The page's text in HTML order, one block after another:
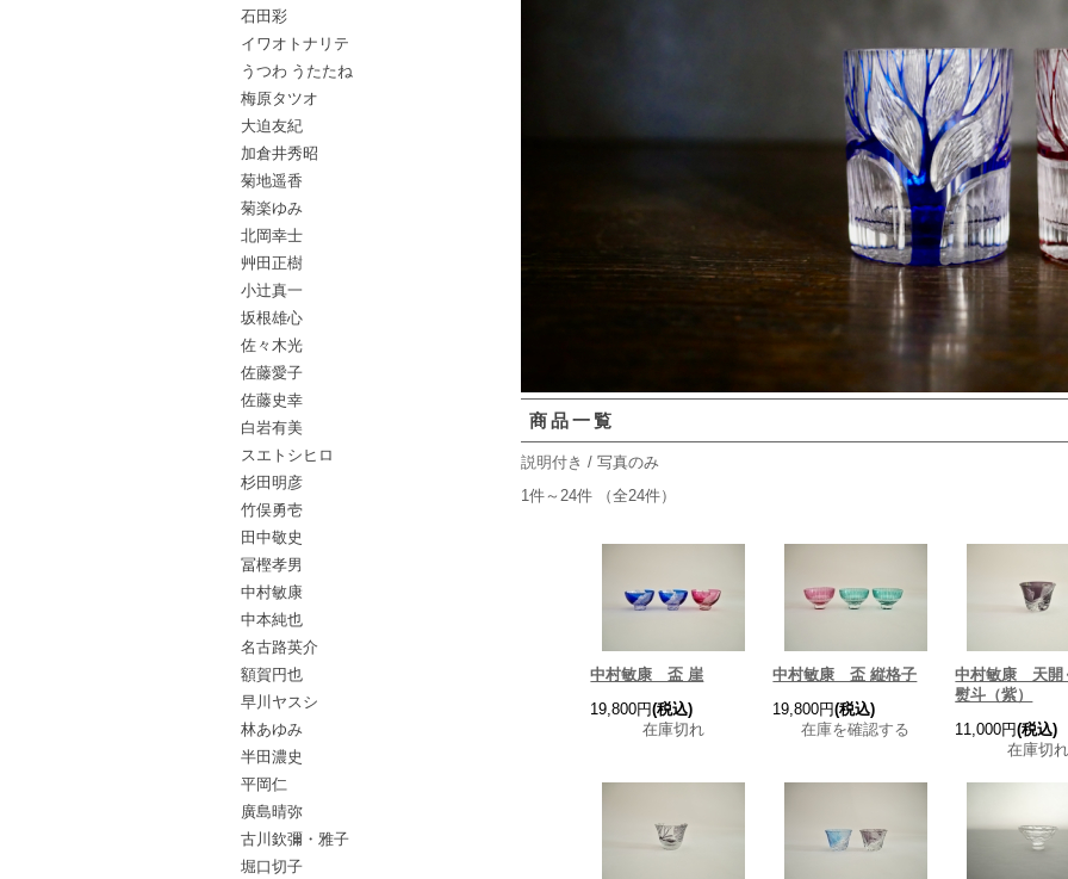
石田彩
イワオトナリテ
うつわ うたたね
梅原タツオ
大迫友紀
加倉井秀昭
菊地遥香
菊楽ゆみ
北岡幸士
艸田正樹
小辻真一
坂根雄心
佐々木光
佐藤愛子
佐藤史幸
白岩有美
スエトシヒロ
杉田明彦
竹俣勇壱
田中敬史
冨樫孝男
中村敏康
中本純也
名古路英介
額賀円也
早川ヤスシ
林あゆみ
半田濃史
平岡仁
廣島晴弥
古川欽彌・雅子
堀口切子
商品一覧
説明付き / 写真のみ
1件～24件 （全24件）
中村敏康 盃 崖
19,800円(税込)
在庫切れ
中村敏康 盃 縦格子
19,800円(税込)
在庫を確認する
中村敏康 天開
熨斗（紫）
11,000円(税込)
在庫切れ